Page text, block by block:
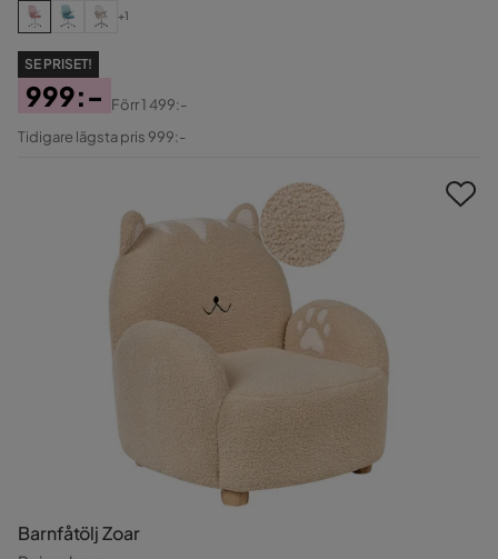
+1
SE PRISET!
Pris
999:-
Original
Förr1 499:-
Tidigare lägsta pris 999:-
Barnfåtölj Zoar